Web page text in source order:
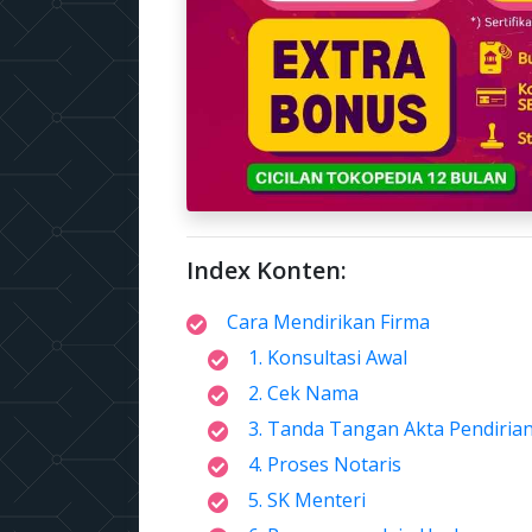
Index Konten:
Cara Mendirikan Firma
1. Konsultasi Awal
2. Cek Nama
3. Tanda Tangan Akta
4. Proses Notaris
5. SK Menteri